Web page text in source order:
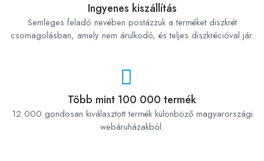
Ingyenes kiszállítás
Semleges feladó nevében postázzuk a terméket diszkrét
csomagolásban, amely nem árulkodó, és teljes diszkrécióval jár.
Több mint 100 000 termék
12 000 gondosan kiválasztott termék különböző magyarországi
webáruházakból.